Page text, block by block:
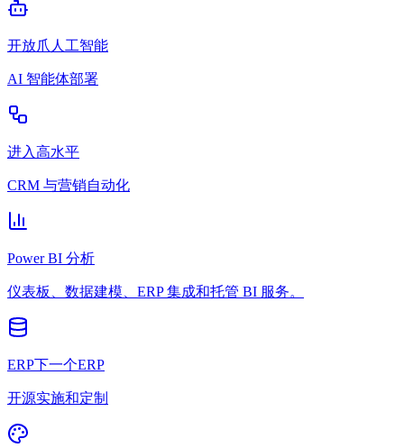
开放爪人工智能
AI 智能体部署
进入高水平
CRM 与营销自动化
Power BI 分析
仪表板、数据建模、ERP 集成和托管 BI 服务。
ERP下一个ERP
开源实施和定制